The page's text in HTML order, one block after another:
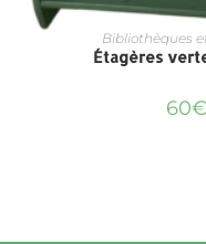
Bibliothèques
Étagères
60€